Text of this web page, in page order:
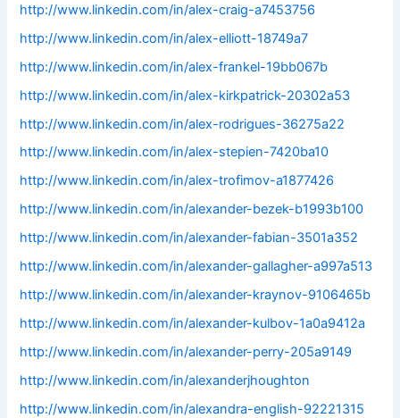
http://www.linkedin.com/in/alex-craig-a7453756
http://www.linkedin.com/in/alex-elliott-18749a7
http://www.linkedin.com/in/alex-frankel-19bb067b
http://www.linkedin.com/in/alex-kirkpatrick-20302a53
http://www.linkedin.com/in/alex-rodrigues-36275a22
http://www.linkedin.com/in/alex-stepien-7420ba10
http://www.linkedin.com/in/alex-trofimov-a1877426
http://www.linkedin.com/in/alexander-bezek-b1993b100
http://www.linkedin.com/in/alexander-fabian-3501a352
http://www.linkedin.com/in/alexander-gallagher-a997a513
http://www.linkedin.com/in/alexander-kraynov-9106465b
http://www.linkedin.com/in/alexander-kulbov-1a0a9412a
http://www.linkedin.com/in/alexander-perry-205a9149
http://www.linkedin.com/in/alexanderjhoughton
http://www.linkedin.com/in/alexandra-english-92221315